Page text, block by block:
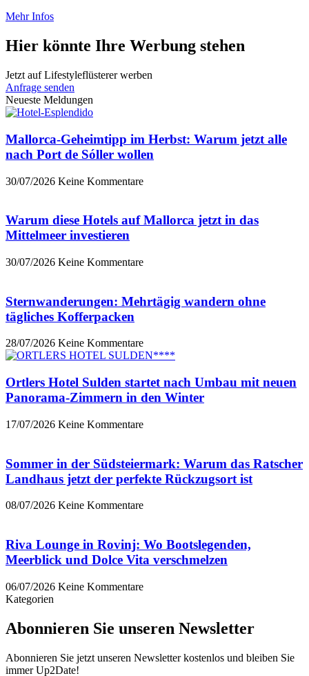
Mehr Infos
Hier könnte Ihre Werbung stehen
Jetzt auf Lifestyleflüsterer werben
Anfrage senden
Neueste Meldungen
Mallorca-Geheimtipp im Herbst: Warum jetzt alle
nach Port de Sóller wollen
30/07/2026 Keine Kommentare
Warum diese Hotels auf Mallorca jetzt in das
Mittelmeer investieren
30/07/2026 Keine Kommentare
Sternwanderungen: Mehrtägig wandern ohne
tägliches Kofferpacken
28/07/2026 Keine Kommentare
Ortlers Hotel Sulden startet nach Umbau mit neuen
Panorama-Zimmern in den Winter
17/07/2026 Keine Kommentare
Sommer in der Südsteiermark: Warum das Ratscher
Landhaus jetzt der perfekte Rückzugsort ist
08/07/2026 Keine Kommentare
Riva Lounge in Rovinj: Wo Bootslegenden,
Meerblick und Dolce Vita verschmelzen
06/07/2026 Keine Kommentare
Kategorien
Abonnieren Sie unseren Newsletter
Abonnieren Sie jetzt unseren Newsletter kostenlos und bleiben Sie
immer Up2Date!